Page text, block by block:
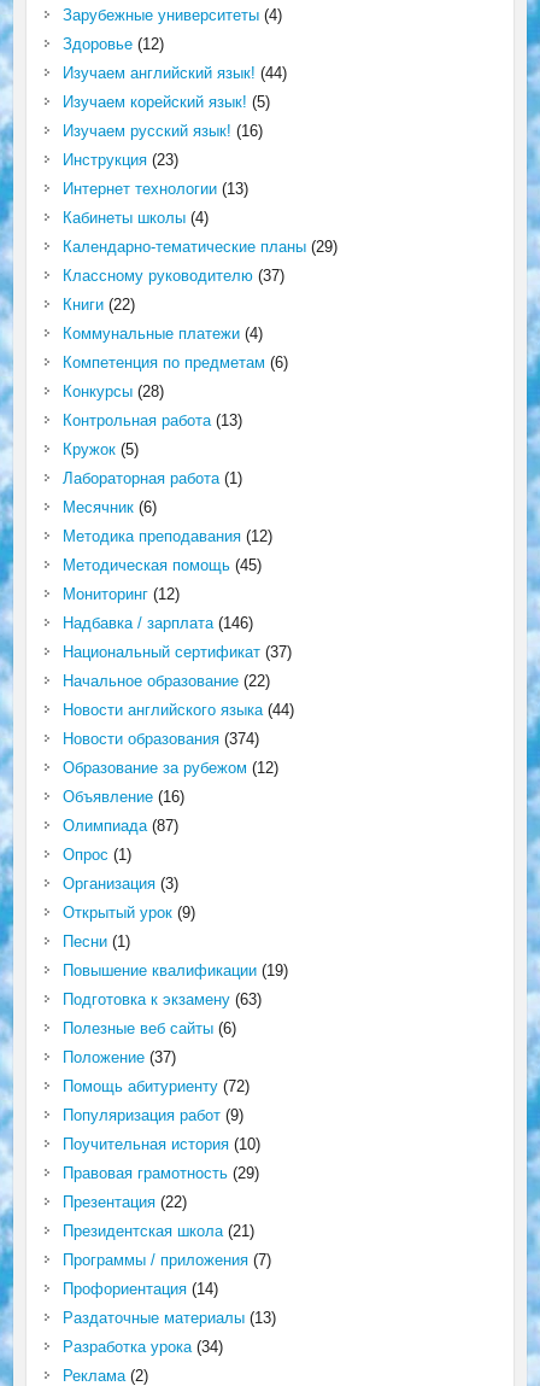
Зарубежные университеты(4)
Здоровье(12)
Изучаем английский язык! (44)
Изучаем корейский язык! (5)
Изучаем русский язык! (16)
Инструкция(23)
Интернет технологии(13)
Кабинеты школы(4)
Календарно-тематические планы(29)
Классному руководителю(37)
Книги(22)
Коммунальные платежи(4)
Компетенция по предметам (6)
Конкурсы(28)
Контрольная работа(13)
Кружок(5)
Лабораторная работа(1)
Месячник(6)
Методика преподавания(12)
Методическая помощь(45)
Мониторинг(12)
Надбавка / зарплата(146)
Национальный сертификат(37)
Начальное образование(22)
Новости английского языка(44)
Новости образования(374)
Образование за рубежом (12)
Объявление(16)
Олимпиада(87)
Опрос (1)
Организация(3)
Открытый урок(9)
Песни(1)
Повышение квалификации(19)
Подготовка к экзамену(63)
Полезные веб сайты(6)
Положение(37)
Помощь абитуриенту(72)
Популяризация работ(9)
Поучительная история(10)
Правовая грамотность(29)
Презентация(22)
Президентская школа(21)
Программы / приложения(7)
Профориентация(14)
Раздаточные материалы(13)
Разработка урока(34)
Реклама(2)